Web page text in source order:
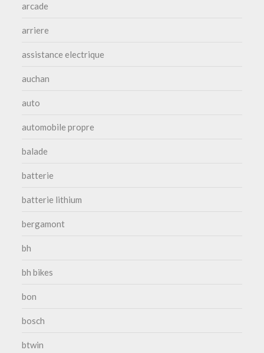
arcade
arriere
assistance electrique
auchan
auto
automobile propre
balade
batterie
batterie lithium
bergamont
bh
bh bikes
bon
bosch
btwin